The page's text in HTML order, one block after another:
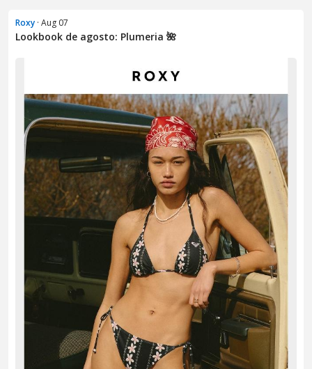
Roxy · Aug 07
Lookbook de agosto: Plumeria 🌺​